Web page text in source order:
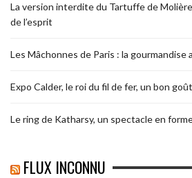
La version interdite du Tartuffe de
de l’esprit
Les Mâchonnes de Paris : la gourmandise
Expo Calder, le roi du fil de fer, un bon
Le ring de Katharsy, un spectacle en
FLUX INCONNU